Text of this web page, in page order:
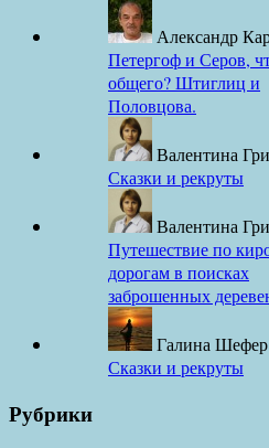
Александр
Петергоф и Серов,
общего? Штиглиц и
Половцова.
Валентина
Сказки и рекруты
Валентина
Путешествие по
дорогам в поисках
заброшенных
Галина Шефер
Сказки и рекруты
Рубрики